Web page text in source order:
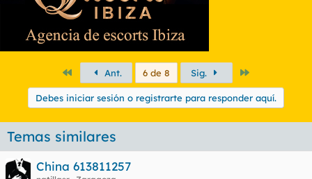
PrimeroAnt. 6 de 8 Sig.
Debes iniciar sesión o registrarte para responder aquí.
Temas similares
China 613811257